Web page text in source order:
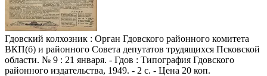
Гдовский колхозник : Орган Гдовского районного комитета
ВКП(б) и районного Совета депутатов трудящихся Псковской
области. № 9 : 21 января. - Гдов : Типография Гдовского
районного издательства, 1949. - 2 с. - Цена 20 коп.